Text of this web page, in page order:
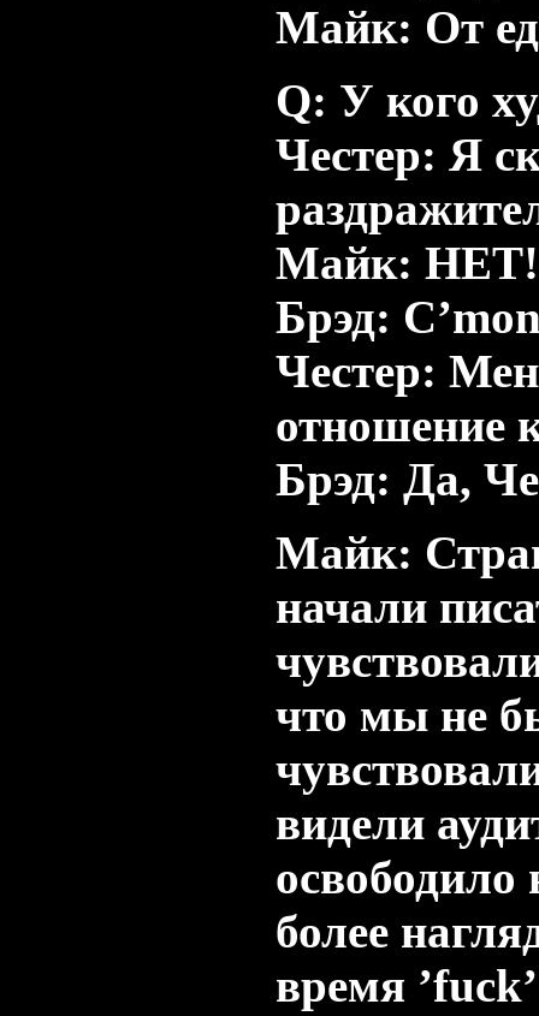
Майк: От
Q: У кого
Честер: Я
Майк: НЕТ!
Брэд:
Честер:
отношение
Брэд: Да,
Майк:
начали
что мы не
видели
более
время